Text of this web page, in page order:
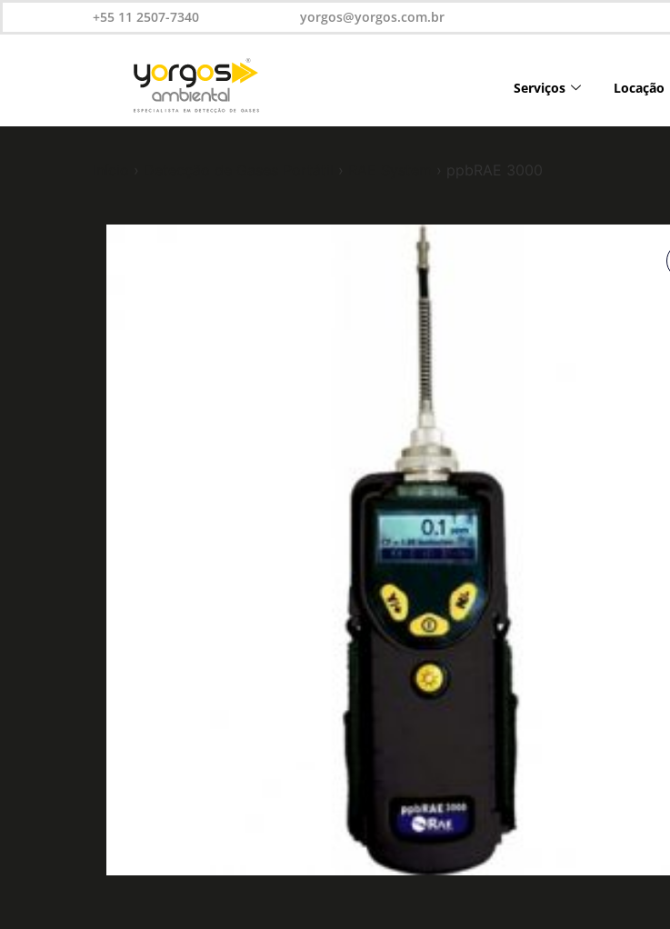
+55 11 2507-7340 yorgos@yorgos.com.br
Serviços Locação
› ppbRAE 3000